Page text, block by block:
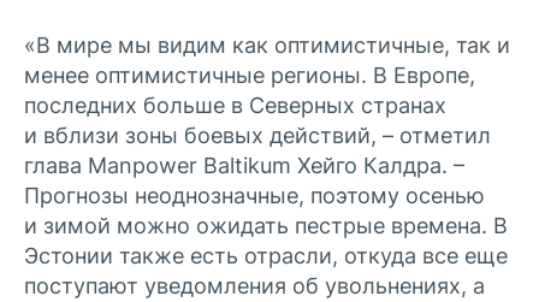
«В мире мы видим как оптимистичные, так и
менее оптимистичные регионы. В Европе,
последних больше в Северных странах
и вблизи зоны боевых действий, – отметил
глава Manpower Baltikum Хейго Калдра. –
Прогнозы неоднозначные, поэтому осенью
и зимой можно ожидать пестрые времена. В
Эстонии также есть отрасли, откуда все еще
поступают уведомления об увольнениях, а